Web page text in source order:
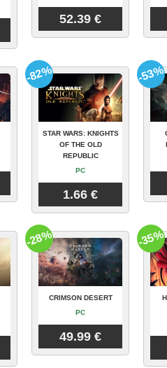
52.39 €
STAR WARS: KNIGHTS
OF THE OLD
REPUBLIC
PC
1.66 €
-82% -53%
CRIMSON DESERT
PC
49.99 €
-28% -35%